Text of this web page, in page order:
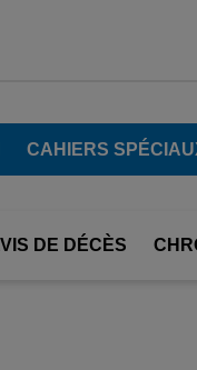
CAHIERS
DE DÉCÈS